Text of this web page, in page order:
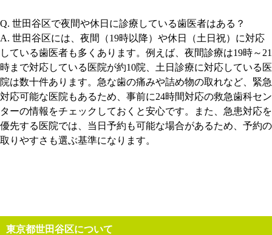
Q. 世田谷区で夜間や休日に診療している歯医者はある？
A. 世田谷区には、夜間（19時以降）や休日（土日祝）に対応
している歯医者も多くあります。例えば、夜間診療は19時～21
時まで対応している医院が約10院、土日診療に対応している医
院は数十件あります。急な歯の痛みや詰め物の取れなど、緊急
対応可能な医院もあるため、事前に24時間対応の救急歯科セン
ターの情報をチェックしておくと安心です。また、急患対応を
優先する医院では、当日予約も可能な場合があるため、予約の
取りやすさも選ぶ基準になります。
東京都世田谷区について